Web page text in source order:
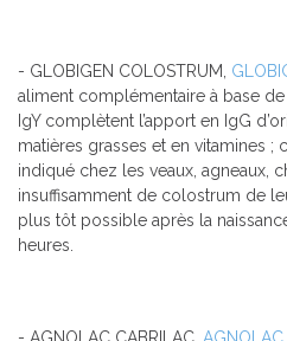
- GLOBIGEN COLOSTRUM,
aliment complémentaire à base
IgY complètent l’apport en IgG
matières grasses et en vitamines
indiqué chez les veaux, agneaux,
insuffisamment de colostrum de
plus tôt possible après la
heures.